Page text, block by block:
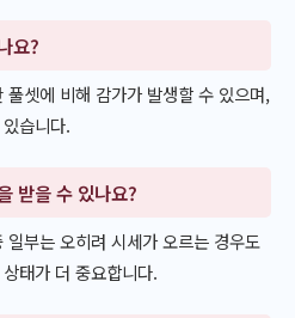
요?
셋에 비해 감가가 발생할 수 있으며,
습니다.
받을 수 있나요?
부는 오히려 시세가 오르는 경우도
태가 더 중요합니다.